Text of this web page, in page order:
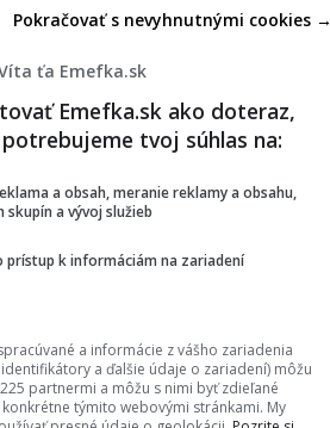
ťa Emefka.sk
Emefka.sk ako doteraz,
tvoj súhlas na:
a obsah, meranie reklamy a obsahu,
skupín a vývoj služieb
prístup k informáciám na zariadení
a informácie z vášho zariadenia
a ďalšie údaje o zariadení) môžu
partnermi a môžu s nimi byť zdieľané
týmito webovými stránkami. My
Pokračovať s nevyhnutnými cookies →